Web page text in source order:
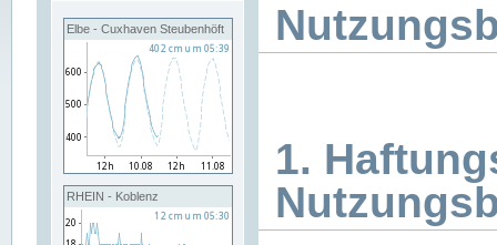
Elbe - Cuxhaven Steubenhöft
RHEIN - Koblenz
1.